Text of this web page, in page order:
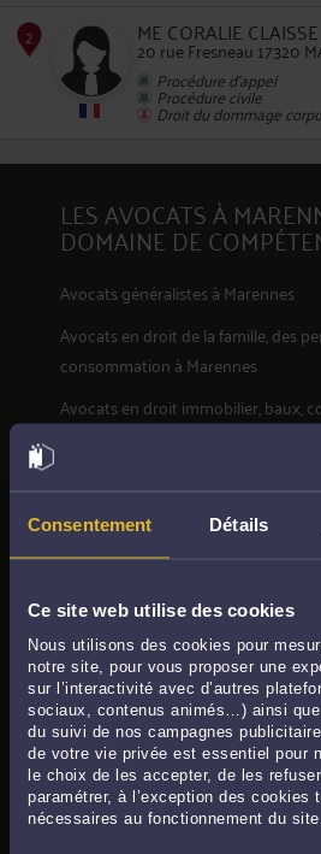
Consentement Détails
Ce site web utilise des cookies
Nous utilisons des cookies pour
notre site, pour vous proposer une
sur l’interactivité avec d’autres
sociaux, contenus animés…) ainsi
du suivi de nos campagnes
de votre vie privée est essentiel pour
le choix de les accepter, de les
paramétrer, à l’exception des cookies
nécessaires au fonctionnement du site.
2
ME CORALIE CLAISSE
20 rue Fresneau 17320
Procédure d'appel
Procédure civile
Droit du dommage
LES AVOCATS À
DOMAINE DE
Avocats généralistes à Marennes
Avocats en droit de la famille, des
consommation à Marennes
Avocats en droit immobilier, baux,
droit du travail et droit
Avocats endroit des assurances,
Avocats endroit pénal, droit routier
à Marennes
Avocats endroit public, urbanisme
l'environnementà Marennes
Avocats endroit international et de
Marennes